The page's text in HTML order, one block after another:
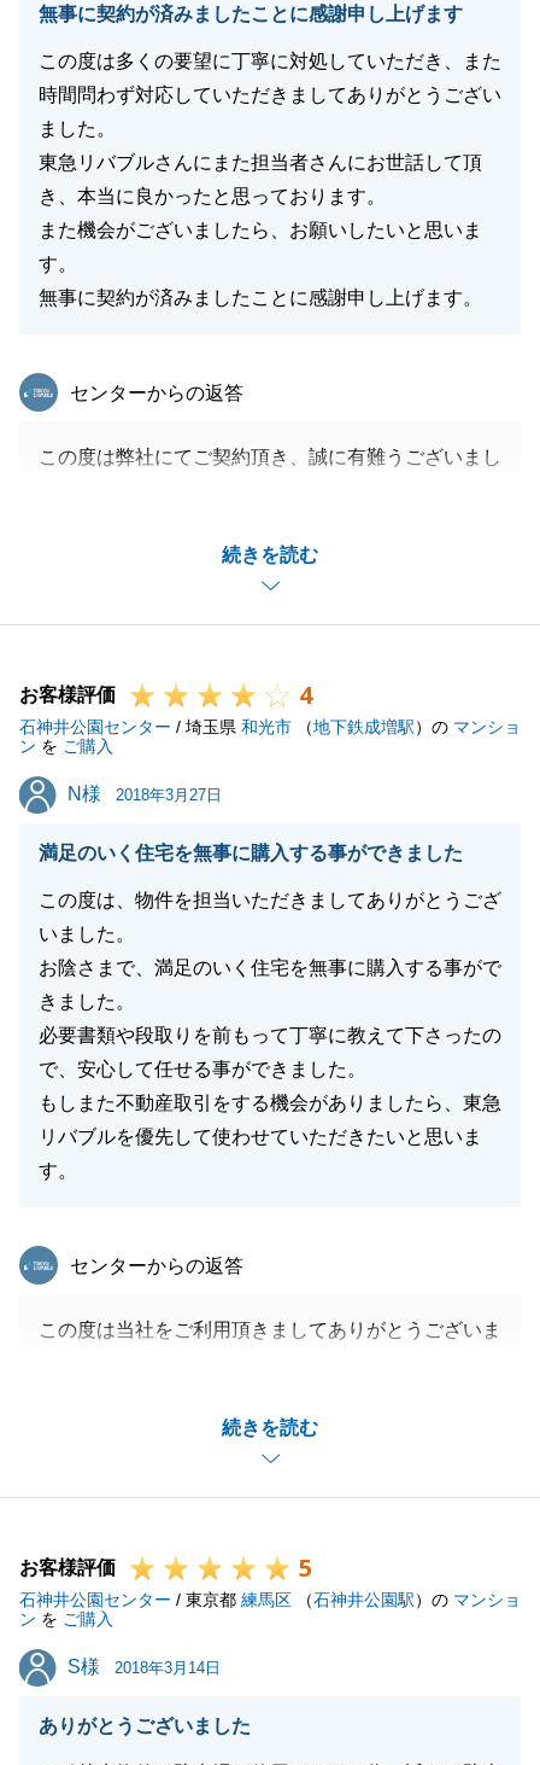
無事に契約が済みましたことに感謝申し上げます
この度は多くの要望に丁寧に対処していただき、また
時間問わず対応していただきましてありがとうござい
ました。
東急リバブルさんにまた担当者さんにお世話して頂
き、本当に良かったと思っております。
また機会がございましたら、お願いしたいと思いま
す。
無事に契約が済みましたことに感謝申し上げます。
続きを読む
東急リバブル
センターからの返答
この度は弊社にてご契約頂き、誠に有難うございまし
また機会がございましたら、是非お声掛け頂ければと
今後とも何卒宜しくお願い致します。
閉じる
お客様評価 4
石神井公園センター / 埼玉県 和光市 （地下鉄成増駅）の マンショ
ン を ご購入
N様
N様 2018年3月27日
満足のいく住宅を無事に購入する事ができました
この度は、物件を担当いただきましてありがとうござ
いました。
お陰さまで、満足のいく住宅を無事に購入する事がで
きました。
必要書類や段取りを前もって丁寧に教えて下さったの
で、安心して任せる事ができました。
もしまた不動産取引をする機会がありましたら、東急
リバブルを優先して使わせていただきたいと思いま
す。
続きを読む
東急リバブル
センターからの返答
この度は当社をご利用頂きましてありがとうございま
しかし、快く受け入れて頂いた事私もとても感謝して
これからも是非よろしくお願いいたします。
よろしくお願いいたします。
お客様評価 5
石神井公園センター / 東京都 練馬区 （石神井公園駅）の マンショ
ン を ご購入
S様
S様 2018年3月14日
ありがとうございました